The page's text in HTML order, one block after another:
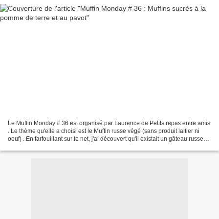
Le Muffin Monday # 36 est organisé par Laurence de Petits repas entre amis
. Le thème qu'elle a choisi est le Muffin russe végé (sans produit laitier ni
oeuf) . En farfouillant sur le net, j'ai découvert qu'il existait un gâteau russe